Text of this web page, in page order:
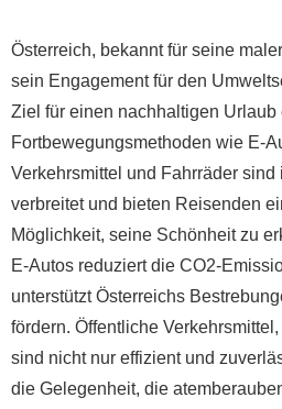
Österreich, bekannt für seine
sein Engagement für den
Ziel für einen nachhaltigen
Fortbewegungsmethoden wie E-
Verkehrsmittel und Fahrräder
verbreitet und bieten Reisenden
Möglichkeit, seine Schönheit zu
E-Autos reduziert die CO2-
unterstützt Österreichs
fördern. Öffentliche
sind nicht nur effizient und
die Gelegenheit, die